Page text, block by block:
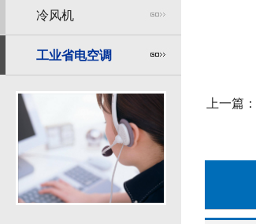
冷风机
工业省电空调
上一篇：